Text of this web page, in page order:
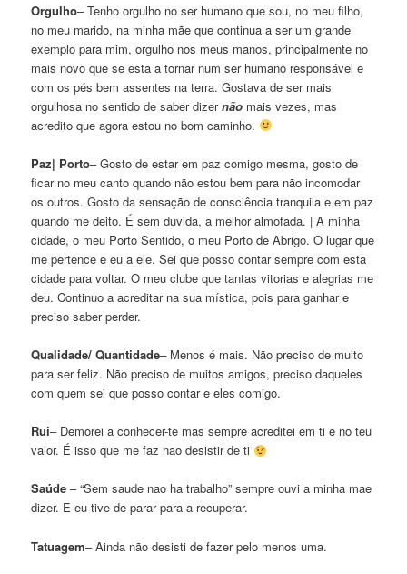
Orgulho– Tenho orgulho no ser humano que sou, no meu filho,
no meu marido, na minha mãe que continua a ser um grande
exemplo para mim, orgulho nos meus manos, principalmente no
mais novo que se esta a tornar num ser humano responsável e
com os pés bem assentes na terra. Gostava de ser mais
orgulhosa no sentido de saber dizernão mais vezes, mas
acredito que agora estou no bom caminho.
Paz| Porto– Gosto de estar em paz comigo mesma, gosto de
ficar no meu canto quando não estou bem para não incomodar
os outros. Gosto da sensação de consciência tranquila e em paz
quando me deito. É sem duvida, a melhor almofada. | A minha
cidade, o meu Porto Sentido, o meu Porto de Abrigo. O lugar que
me pertence e eu a ele. Sei que posso contar sempre com esta
cidade para voltar. O meu clube que tantas vitorias e alegrias me
deu. Continuo a acreditar na sua mística, pois para ganhar e
preciso saber perder.
Qualidade/ Quantidade– Menos é mais. Não preciso de muito
para ser feliz. Não preciso de muitos amigos, preciso daqueles
com quem sei que posso contar e eles comigo.
Rui– Demorei a conhecer-te mas sempre acreditei em ti e no teu
valor. É isso que me faz nao desistir de ti
Saúde – “Sem saude nao ha trabalho” sempre ouvi a minha mae
dizer. E eu tive de parar para a recuperar.
Tatuagem– Ainda não desisti de fazer pelo menos uma.